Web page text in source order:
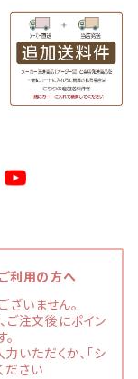
利用の方へ
ざいません。
ご注文後にポイン
いただくか、「シ
ださい